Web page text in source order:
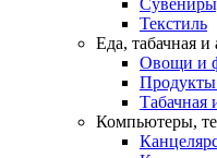
Текстиль
Еда, табачная и
Овощи и
Табачная
Компьютеры,